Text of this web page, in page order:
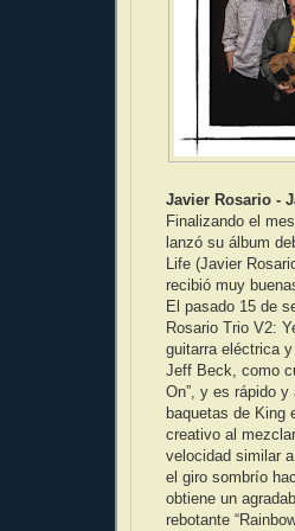
Javier Rosario -
Finalizando el
lanzó su álbum
Life (Javier
recibió muy
El pasado 15 de
Rosario Trio V2:
guitarra eléctrica
Jeff Beck, como
On”, y es rápido
baquetas de King
creativo al
velocidad similar
el giro sombrío
obtiene un
rebotante